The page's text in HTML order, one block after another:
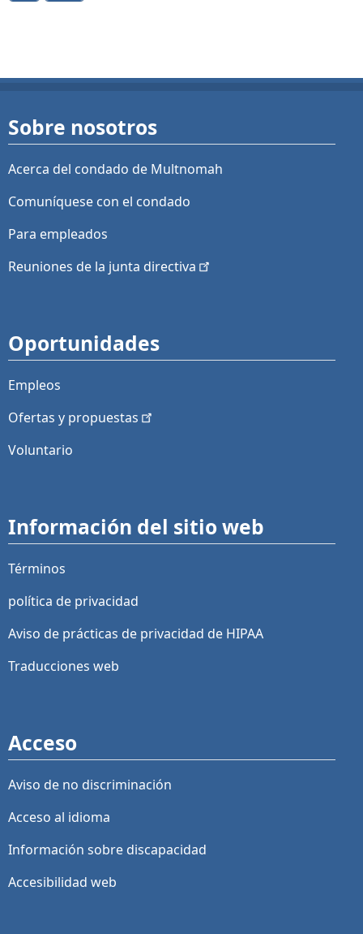
Sobre nosotros
Acerca del condado de Multnomah
Comuníquese con el condado
Para empleados
Reuniones de la junta directiva
Oportunidades
Empleos
Ofertas y propuestas
Voluntario
Información del sitio web
Términos
política de privacidad
Aviso de prácticas de privacidad de HIPAA
Traducciones web
Acceso
Aviso de no discriminación
Acceso al idioma
Información sobre discapacidad
Accesibilidad web